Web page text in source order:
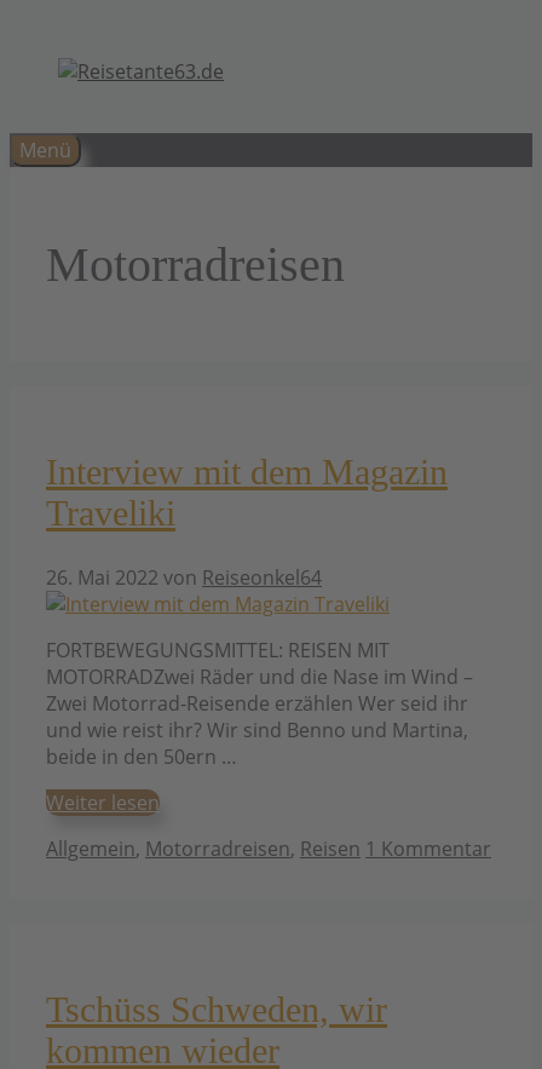
springen
Menü
Motorradreisen
Interview mit dem Magazin
Traveliki
26. Mai 2022 von Reiseonkel64
FORTBEWEGUNGSMITTEL: REISEN MIT
MOTORRADZwei Räder und die Nase im Wind –
Zwei Motorrad-Reisende erzählen Wer seid ihr
und wie reist ihr? Wir sind Benno und Martina,
beide in den 50ern …
Weiter lesen
Kategorien
Allgemein, Motorradreisen, Reisen 1 Kommentar
Tschüss Schweden, wir
kommen wieder